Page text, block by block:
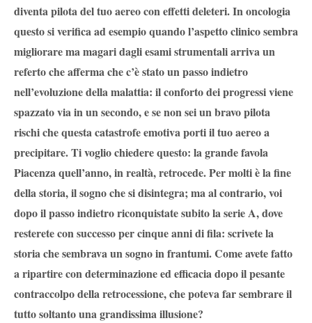
diventa pilota del tuo aereo con effetti deleteri. In oncologia
questo si verifica ad esempio quando l’aspetto clinico sembra
migliorare ma magari dagli esami strumentali arriva un
referto che afferma che c’è stato un passo indietro
nell’evoluzione della malattia: il conforto dei progressi viene
spazzato via in un secondo, e se non sei un bravo pilota
rischi che questa catastrofe emotiva porti il tuo aereo a
precipitare. Ti voglio chiedere questo: la grande favola
Piacenza quell’anno, in realtà, retrocede. Per molti è la fine
della storia, il sogno che si disintegra; ma al contrario, voi
dopo il passo indietro riconquistate subito la serie A, dove
resterete con successo per cinque anni di fila: scrivete la
storia che sembrava un sogno in frantumi. Come avete fatto
a ripartire con determinazione ed efficacia dopo il pesante
contraccolpo della retrocessione, che poteva far sembrare il
tutto soltanto una grandissima illusione?